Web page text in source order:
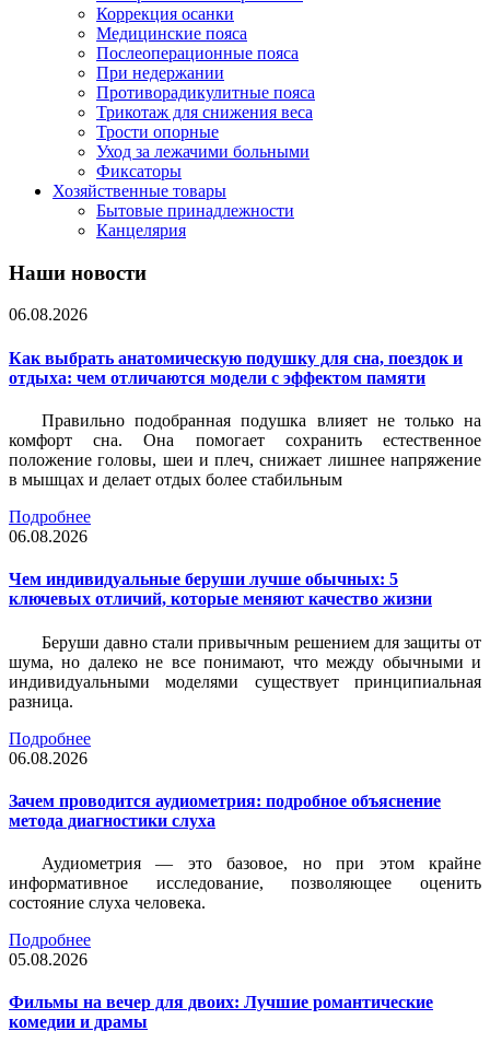
Коррекция осанки
Медицинские пояса
Послеоперационные пояса
При недержании
Противорадикулитные пояса
Трикотаж для снижения веса
Трости опорные
Уход за лежачими больными
Фиксаторы
Хозяйственные товары
Бытовые принадлежности
Канцелярия
Наши новости
06.08.2026
Как выбрать анатомическую подушку для сна, поездок и
отдыха: чем отличаются модели с эффектом памяти
Правильно подобранная подушка влияет не только на
комфорт сна. Она помогает сохранить естественное
положение головы, шеи и плеч, снижает лишнее напряжение
в мышцах и делает отдых более стабильным
Подробнее
06.08.2026
Чем индивидуальные беруши лучше обычных: 5
ключевых отличий, которые меняют качество жизни
Беруши давно стали привычным решением для защиты от
шума, но далеко не все понимают, что между обычными и
индивидуальными моделями существует принципиальная
разница.
Подробнее
06.08.2026
Зачем проводится аудиометрия: подробное объяснение
метода диагностики слуха
Аудиометрия — это базовое, но при этом крайне
информативное исследование, позволяющее оценить
состояние слуха человека.
Подробнее
05.08.2026
Фильмы на вечер для двоих: Лучшие романтические
комедии и драмы